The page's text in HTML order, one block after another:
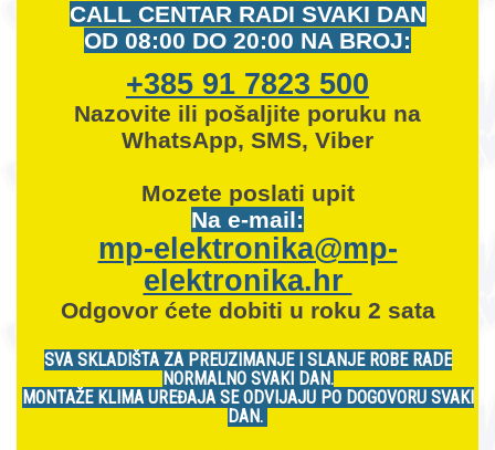
CALL CENTAR RADI SVAKI DAN
OD 08:00 DO 20:00 NA BROJ:
+385 91 7823 500
Nazovite ili pošaljite poruku na
WhatsApp, SMS, Viber
Mozete poslati upit
Na e-mail:
mp-elektronika@mp-
elektronika.hr
Odgovor ćete dobiti u roku 2 sata
SVA SKLADIŠTA ZA PREUZIMANJE I SLANJE ROBE RADE
NORMALNO SVAKI DAN.
MONTAŽE KLIMA UREĐAJA SE ODVIJAJU PO DOGOVORU SVAKI
DAN.